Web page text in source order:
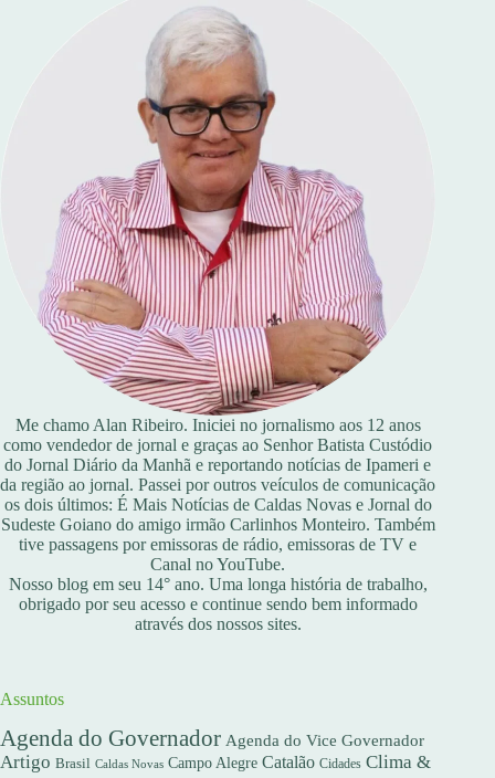
Me chamo Alan Ribeiro. Iniciei no jornalismo aos 12 anos
como vendedor de jornal e graças ao Senhor Batista Custódio
do Jornal Diário da Manhã e reportando notícias de Ipameri e
da região ao jornal. Passei por outros veículos de comunicação
os dois últimos: É Mais Notícias de Caldas Novas e Jornal do
Sudeste Goiano do amigo irmão Carlinhos Monteiro. Também
tive passagens por emissoras de rádio, emissoras de TV e
Canal no YouTube.
Nosso blog em seu 14° ano. Uma longa história de trabalho,
obrigado por seu acesso e continue sendo bem informado
através dos nossos sites.
Assuntos
Agenda do Governador Agenda do Vice Governador
Artigo Brasil Caldas Novas Campo Alegre Catalão Cidades Clima &